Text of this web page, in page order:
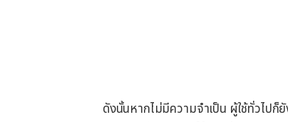
ดังนั้นหากไม่มีความจำเป็น ผู้ใช้ทั่วไปก็